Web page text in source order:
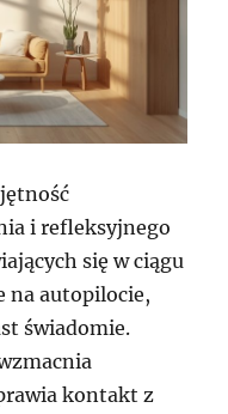
i refleksyjnego
się w ciągu
na autopilocie,
świadomie.
kontakt z